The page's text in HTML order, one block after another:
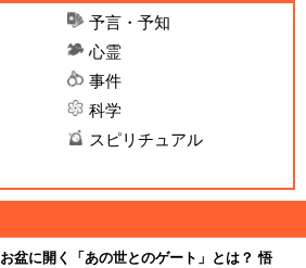
予言・予知
心霊
事件
科学
スピリチュアル
お盆に開く「あの世とのゲート」とは？ 悟